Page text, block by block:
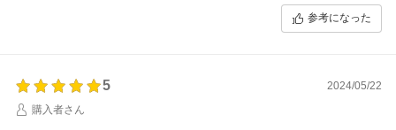
今の時期は乾燥が気になるので少し使用量が増えてしまうかも知れませ
洗顔料の主成分でもある独自開発のナノックエイトがこのクリームには
高配合で入っておりまして、他社様には真似できない使用感かと思いま
す。
参考になった
5
2024/05/22
購入者さん